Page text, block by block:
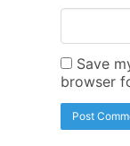
Save
browser